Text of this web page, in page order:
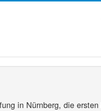
in Nürnberg, die